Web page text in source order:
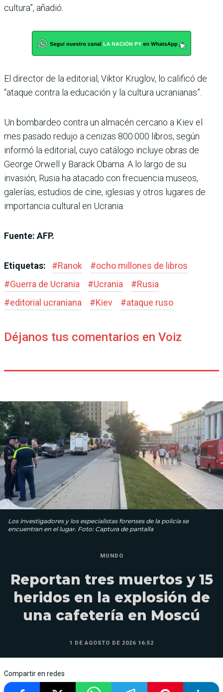
cultura”, añadió.
El director de la editorial, Viktor Kruglov, lo calificó de
“ataque contra la educación y la cultura ucranianas”.
Un bombardeo contra un almacén cercano a Kiev el
mes pasado redujo a cenizas 800.000 libros, según
informó la editorial, cuyo catálogo incluye obras de
George Orwell y Barack Obama. A lo largo de su
invasión, Rusia ha atacado con frecuencia museos,
galerías, estudios de cine, iglesias y otros lugares de
importancia cultural en Ucrania.
Fuente: AFP.
Etiquetas: #Ranok #ocho millones de libros
#Guerra de Ucrania #Ucrania #Rusia
#editorial ucraniana #Kiev #ataque ruso
Déjanos tus comentarios en Voiz
Los investigadores y los especialistas forenses de la policía se
encuentran en el lugar. Foto: Captura de pantalla
MUNDO
Reportan tres muertos y 15
heridos en la explosión de
una cafetería en Moscú
1 DE AGOSTO DE 2026 16:52
Compartir en redes